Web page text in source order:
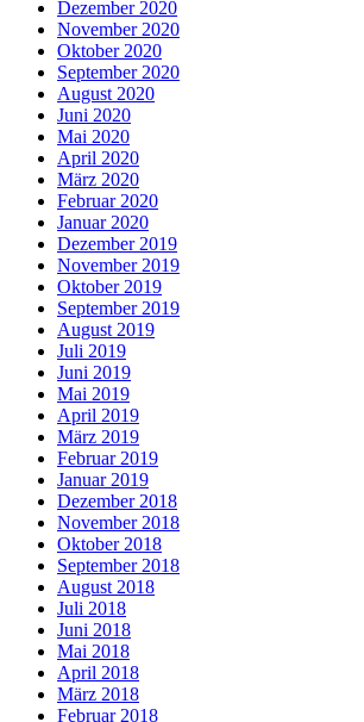
Dezember 2020
November 2020
Oktober 2020
September 2020
August 2020
Juni 2020
Mai 2020
April 2020
März 2020
Februar 2020
Januar 2020
Dezember 2019
November 2019
Oktober 2019
September 2019
August 2019
Juli 2019
Juni 2019
Mai 2019
April 2019
März 2019
Februar 2019
Januar 2019
Dezember 2018
November 2018
Oktober 2018
September 2018
August 2018
Juli 2018
Juni 2018
Mai 2018
April 2018
März 2018
Februar 2018